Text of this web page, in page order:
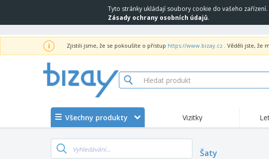
Tyto stránky ukládají soubory cookie do vašeho
Zásady ochrany osobních údajů.
Zjistili jsme, že se pokoušíte o přístup https://www.bizay.cz . Věděli jste, že
Všechny produkty Vizitky
Šaty